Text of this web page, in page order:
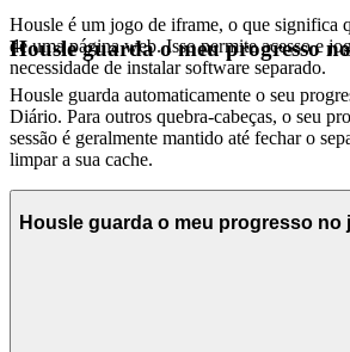
Housle é um jogo de iframe, o que significa
de uma página web. Isso permite acesso e
necessidade de instalar software separado.
Housle guarda o meu progresso
Housle guarda automaticamente o seu
Diário. Para outros quebra-cabeças, o seu
sessão é geralmente mantido até fechar o
limpar a sua cache.
Housle guarda o meu progresso no